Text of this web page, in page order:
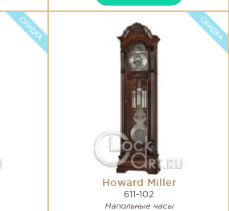
Howard Miller
611-102
Напольные часы